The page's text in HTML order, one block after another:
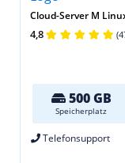
Cloud-Server M
4,8
500 GB
Speicherplatz
Telefonsupport